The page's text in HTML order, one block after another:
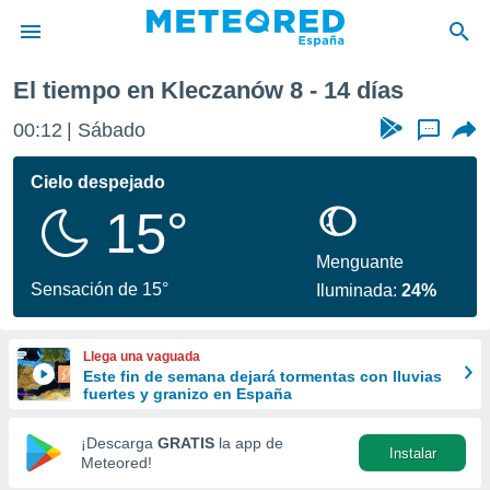
de
por
se
calidad.
a este
las
y
forma
digital
basada
El tiempo en Kleczanów 8 - 14 días
00:12 Sábado ...
Cielo despejado
15°
Sensación de 15°
Menguante
Iluminada:24%
Llega una vaguada
Este fin de semana dejará tormentas con lluvias
fuertes y granizo en España
¡Descarga GRATIS la app de
Meteored!
Instalar